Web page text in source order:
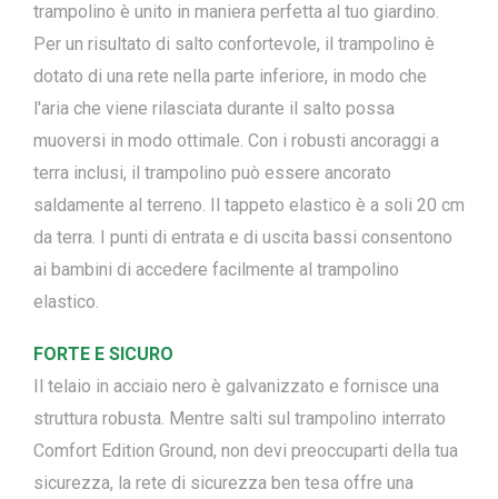
trampolino è unito in maniera perfetta al tuo giardino.
Per un risultato di salto confortevole, il trampolino è
dotato di una rete nella parte inferiore, in modo che
l'aria che viene rilasciata durante il salto possa
muoversi in modo ottimale. Con i robusti ancoraggi a
terra inclusi, il trampolino può essere ancorato
saldamente al terreno. Il tappeto elastico è a soli 20 cm
da terra. I punti di entrata e di uscita bassi consentono
ai bambini di accedere facilmente al trampolino
elastico.
FORTE E SICURO
Il telaio in acciaio nero è galvanizzato e fornisce una
struttura robusta. Mentre salti sul trampolino interrato
Comfort Edition Ground, non devi preoccuparti della tua
sicurezza, la rete di sicurezza ben tesa offre una